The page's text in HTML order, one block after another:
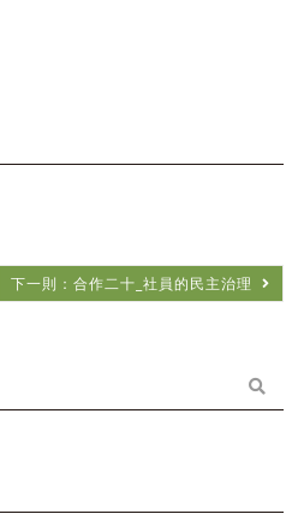
下一則：合作二十_社員的民主治理